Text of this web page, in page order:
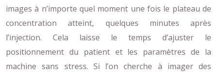
images à n’importe quel moment une fois le plateau de
concentration atteint, quelques minutes après
l’injection. Cela laisse le temps d’ajuster le
positionnement du patient et les paramètres de la
machine sans stress. Si l’on cherche à imager des